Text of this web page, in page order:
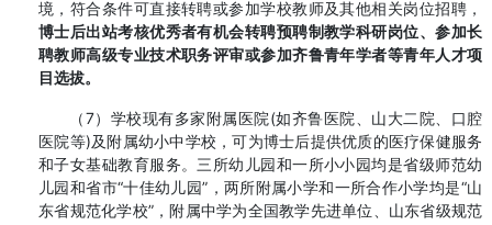
境，符合条件可直接转聘或参加学校教师及其他相关岗位招聘，
博士后出站考核优秀者有机会转聘预聘制教学科研岗位、参加长
聘教师高级专业技术职务评审或参加齐鲁青年学者等青年人才项
目选拔。
（7）学校现有多家附属医院(如齐鲁医院、山大二院、口腔
医院等)及附属幼小中学校，可为博士后提供优质的医疗保健服务
和子女基础教育服务。三所幼儿园和一所小小园均是省级师范幼
儿园和省市“十佳幼儿园”，两所附属小学和一所合作小学均是“山
东省规范化学校”，附属中学为全国教学先进单位、山东省级规范